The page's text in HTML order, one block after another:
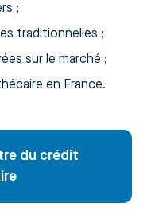
;
traditionnelles ;
sur le marché ;
en France.
du crédit